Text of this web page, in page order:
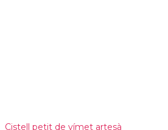
Cistell petit de vímet artesà